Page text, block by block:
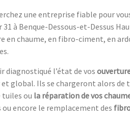
une entreprise fiable pour
31 à Benque-Dessous-et-Dessus
en chaume, en fibro-ciment, en
diagnostiqué l’état de vos
et global. Ils se chargeront alors
tuiles ou la réparation de vos
ou encore le remplacement des